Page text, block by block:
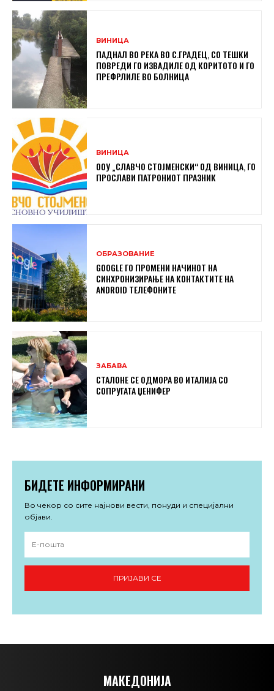
ВИНИЦА
ПАДНАЛ ВО РЕКА ВО С.ГРАДЕЦ, СО ТЕШКИ
ПОВРЕДИ ГО ИЗВАДИЛЕ ОД КОРИТОТО И ГО
ПРЕФРЛИЛЕ ВО БОЛНИЦА
ВИНИЦА
ООУ „СЛАВЧО СТОЈМЕНСКИ“ ОД ВИНИЦА, ГО
ПРОСЛАВИ ПАТРОНИОТ ПРАЗНИК
ОБРАЗОВАНИЕ
GOOGLE ГО ПРОМЕНИ НАЧИНОТ НА
СИНХРОНИЗИРАЊЕ НА КОНТАКТИТЕ НА
ANDROID ТЕЛЕФОНИТЕ
ЗАБАВА
СТАЛОНЕ СЕ ОДМОРА ВО ИТАЛИЈА СО
СОПРУГАТА ЏЕНИФЕР
БИДЕТЕ ИНФОРМИРАНИ
Во чекор со сите најнови вести, понуди и специјални
објави.
ПРИЈАВИ СЕ
МАКЕДОНИЈА